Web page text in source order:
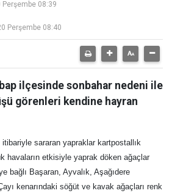
Perşembe 08:39
Perşembe 08:40
ilçesinde sonbahar nedeni ile
görenleri kendine hayran
itibariyle sararan yapraklar kartpostallık
havaların etkisiyle yaprak döken ağaçlar
bağlı Başaran, Ayvalık, Aşağıdere
kenarındaki söğüt ve kavak ağaçları renk